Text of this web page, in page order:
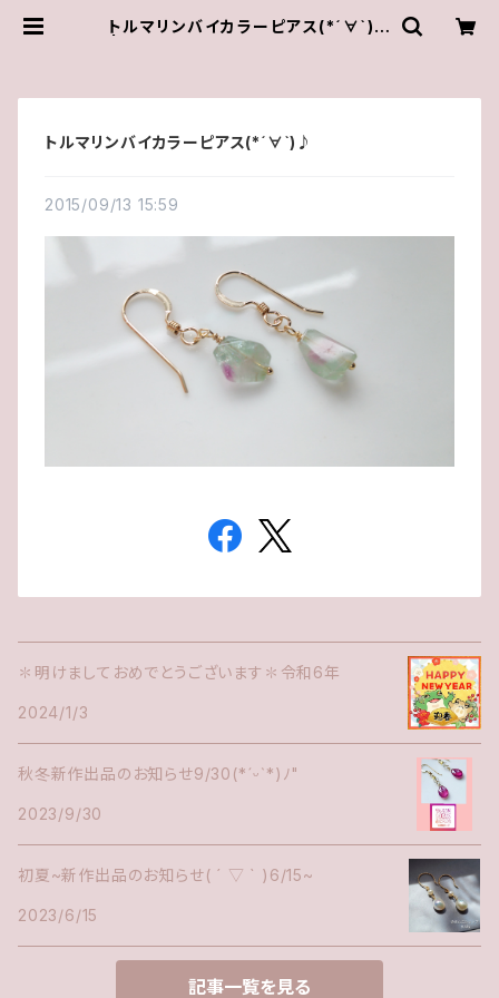
トルマリンバイカラーピアス(*´∀`)♪
トルマリンバイカラーピアス(*´∀`)♪
2015/09/13 15:59
✽明けましておめでとうございます✽令和6年
2024/1/3
秋冬新作出品のお知らせ9/30(*ˊᵕˋ*)ﾉ"
2023/9/30
初夏~新作出品のお知らせ( ´ ▽ ` )6/15~
2023/6/15
記事一覧を見る